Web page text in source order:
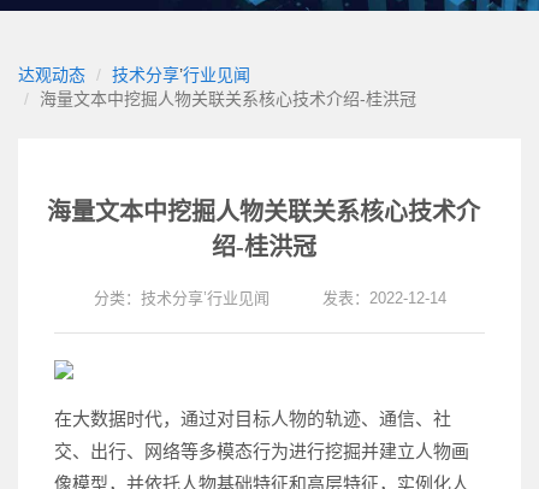
达观动态 技术分享’行业见闻
海量文本中挖掘人物关联关系核心技术介绍-桂洪冠
海量文本中挖掘人物关联关系核心技术介
绍-桂洪冠
分类： 技术分享’行业见闻 发表：2022-12-14
在大数据时代，通过对目标人物的轨迹、通信、社
交、出行、网络等多模态行为进行挖掘并建立人物画
像模型，并依托人物基础特征和高层特征，实例化人